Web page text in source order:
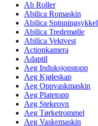
Ab Roller
Abilica Romaskin
Abilica Spinningsykkel
Abilica Tredemølle
Abilica Vektvest
Actionkamera
Adaptil
Aeg Induksjonstopp
Aeg Kjøleskap
Aeg Oppvaskmaskin
Aeg Platetopp
Aeg Stekeovn
Aeg Tørketrommel
Aeg Vaskemaskin